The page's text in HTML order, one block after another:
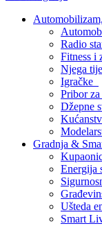
Radio
Fitness i
Njega
Igračke
Pribor
Džepne
Gradnja &
Energija
Ušteda
Smart